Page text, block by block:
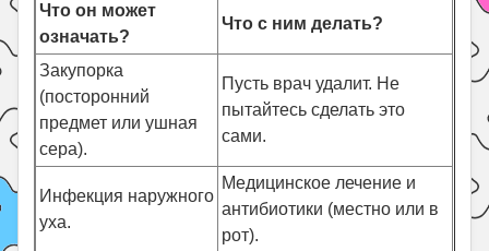
Что он может
означать?
Что с ним делать?
Закупорка
(посторонний
предмет или ушная
сера).
Пусть врач удалит. Не
пытайтесь сделать это
сами.
Инфекция наружного
уха.
Медицинское лечение и
антибиотики (местно или в
рот).